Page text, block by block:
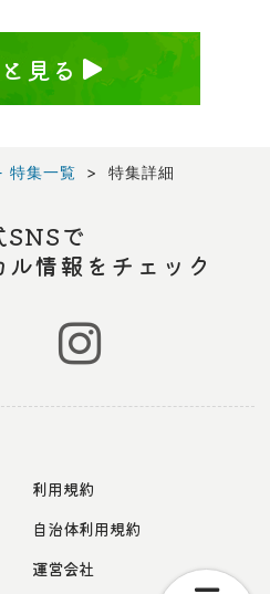
見る
特集一覧 特集詳細
SNSで
情報をチェック
利用規約
自治体利用規約
運営会社